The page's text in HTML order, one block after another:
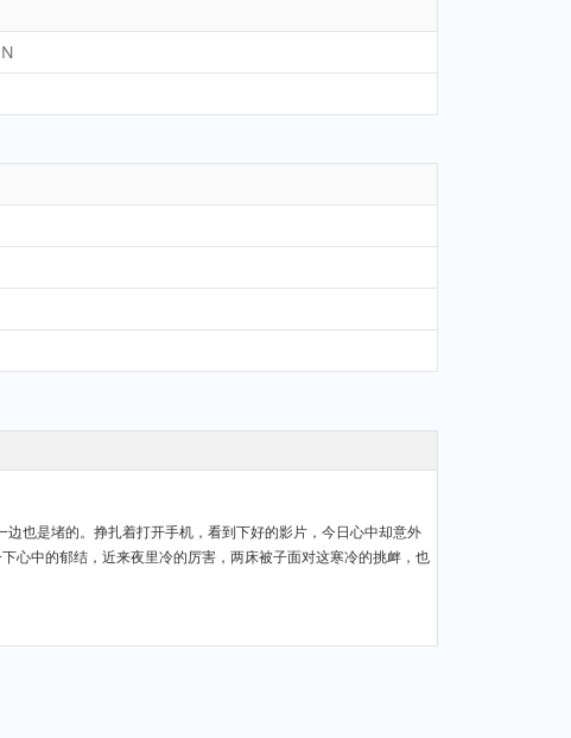
心中的郁结，近来夜里冷的厉害，两床被子面对这寒冷的挑衅，也